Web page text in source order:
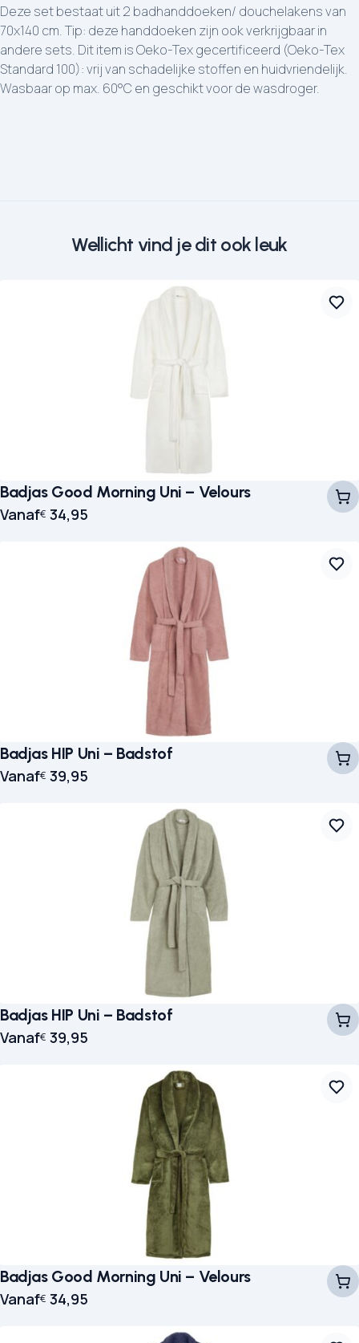
Deze set bestaat uit 2 badhanddoeken/ douchelakens van
70x140 cm. Tip: deze handdoeken zijn ook verkrijgbaar in
andere sets. Dit item is Oeko-Tex gecertificeerd (Oeko-Tex
Standard 100): vrij van schadelijke stoffen en huidvriendelijk.
Wasbaar op max. 60°C en geschikt voor de wasdroger.
Wellicht vind je dit ook leuk
Badjas Good Morning Uni – Velours
Vanaf€ 34,95
Badjas HIP Uni – Badstof
Vanaf€ 39,95
Badjas HIP Uni – Badstof
Vanaf€ 39,95
Badjas Good Morning Uni – Velours
Vanaf€ 34,95